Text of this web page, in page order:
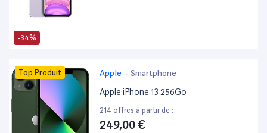
-34%
Top Produit Apple - Smartphone
Apple iPhone 13 256Go
214 offres à partir de :
249,00 €